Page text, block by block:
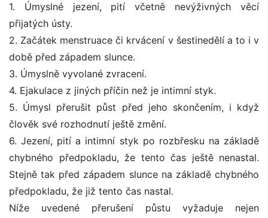
1. Úmyslné jezení, pití včetně nevýživných věcí
přijatých ústy.
2. Začátek menstruace či krvácení v šestinedělí a to i v
době před západem slunce.
3. Úmyslně vyvolané zvracení.
4. Ejakulace z jiných příčin než je intimní styk.
5. Úmysl přerušit půst před jeho skončením, i když
člověk své rozhodnutí ještě změní.
6. Jezení, pití a intimní styk po rozbřesku na základě
chybného předpokladu, že tento čas ještě nenastal.
Stejně tak před západem slunce na základě chybného
předpokladu, že již tento čas nastal.
Níže uvedené přerušení půstu vyžaduje nejen